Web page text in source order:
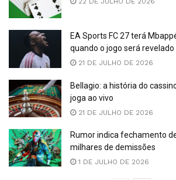
EA Sports FC 27 terá
quando o jogo será revelado
21 DE JULHO DE 2026
Bellagio: a história do
joga ao vivo
21 DE JULHO DE 2026
Rumor indica fechamento
milhares de demissões
1 DE JULHO DE 2026